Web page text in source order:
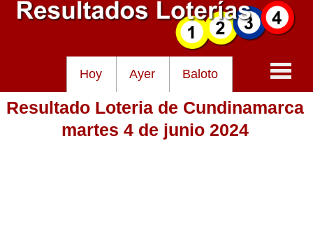
Hoy Ayer Baloto
Baloto
Resultado Loteria de Cundinamarca
martes 4 de junio 2024